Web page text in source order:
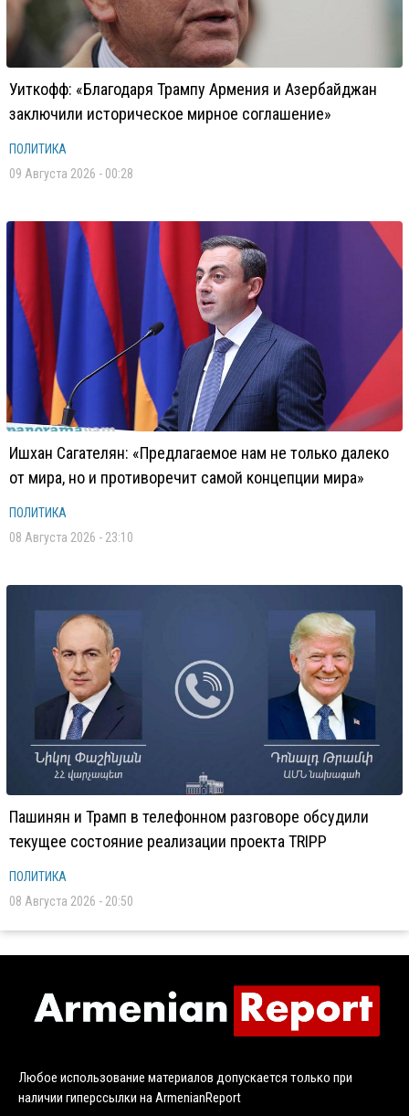
Уиткофф: «Благодаря Трампу Армения и Азербайджан
заключили историческое мирное соглашение»
ПОЛИТИКА
09 Августа 2026 - 00:28
Ишхан Сагателян: «Предлагаемое нам не только далеко
от мира, но и противоречит самой концепции мира»
ПОЛИТИКА
08 Августа 2026 - 23:10
Пашинян и Трамп в телефонном разговоре обсудили
текущее состояние реализации проекта TRIPP
ПОЛИТИКА
08 Августа 2026 - 20:50
Любое использование материалов допускается только при
наличии гиперссылки на ArmenianReport